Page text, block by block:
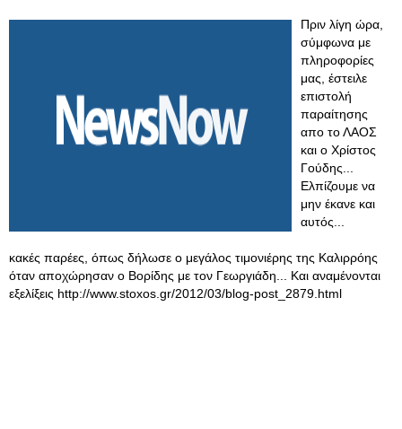
Πριν λίγη ώρα,
σύμφωνα με
πληροφορίες
μας, έστειλε
επιστολή
παραίτησης
απο το ΛΑΟΣ
και ο Χρίστος
Γούδης...
Ελπίζουμε να
μην έκανε και
αυτός...
κακές παρέες, όπως δήλωσε ο μεγάλος τιμονιέρης της Καλιρρόης
όταν αποχώρησαν ο Βορίδης με τον Γεωργιάδη... Και αναμένονται
εξελίξεις http://www.stoxos.gr/2012/03/blog-post_2879.html